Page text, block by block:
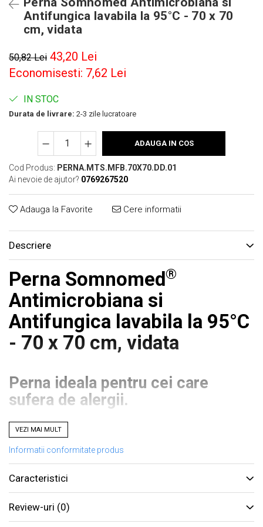
Antifungica lavabila la 95°C - 70 x 70
cm, vidata
50,82 Lei 43,20 Lei
Economisesti: 7,62 Lei
IN STOC
Durata de livrare: 2-3 zile lucratoare
ADAUGA IN COS
Cod Produs: PERNA.MTS.MFB.70X70.DD.01
Ai nevoie de ajutor? 0769267520
Adauga la Favorite Cere informatii
Descriere
Perna Somnomed®
Antimicrobiana si
Antifungica lavabila la 95°C
- 70 x 70 cm, vidata
Perna ideala pentru cei care
sufera de alergii.
Perna Somnomed
antimicrobian este primul produs din Romania,
disponibil la un preț accesibil, ce se adreseaza
tuturor persoanelor care sufera de alergii.
VEZI MAI MULT
Informatii conformitate produs
Caracteristici
Review-uri (0)